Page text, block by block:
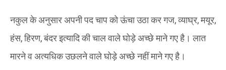
नकुल के अनुसार अपनी पद चाप को ऊंचा उठा कर गज, व्याघ्र, मयूर,
हंस, हिरण, बंदर इत्यादि की चाल वाले घोड़े अच्छे माने गए है। लात
मारने व अत्यधिक उछलने वाले घोड़े अच्छे नहीं माने गए है।